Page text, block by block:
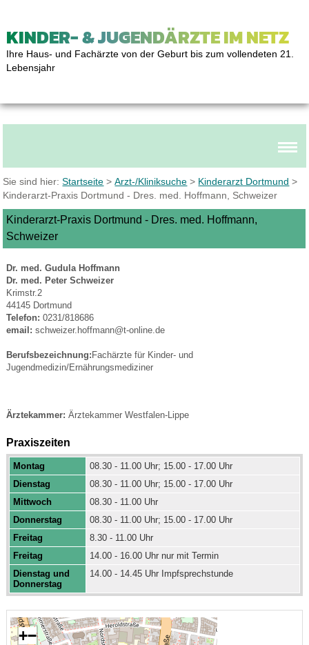
KINDER- & JUGENDÄRZTE IM NETZ
Ihre Haus- und Fachärzte von der Geburt bis zum vollendeten 21.
Lebensjahr
Sie sind hier:Startseite >Arzt-/Kliniksuche > Kinderarzt Dortmund >
Kinderarzt-Praxis Dortmund - Dres. med. Hoffmann, Schweizer
Kinderarzt-Praxis Dortmund - Dres. med. Hoffmann,
Schweizer
Dr. med. Gudula Hoffmann
Dr. med. Peter Schweizer
Krimstr.2
44145 Dortmund
Telefon: 0231/818686
email: schweizer.hoffmann@t-online.de
Berufsbezeichnung: Fachärzte für Kinder- und
Jugendmedizin/Ernährungsmediziner
Ärztekammer: Ärztekammer Westfalen-Lippe
Praxiszeiten
Montag
08.30 - 11.00 Uhr; 15.00 - 17.00 Uhr
Dienstag
08.30 - 11.00 Uhr; 15.00 - 17.00 Uhr
Mittwoch
08.30 - 11.00 Uhr
Donnerstag
08.30 - 11.00 Uhr; 15.00 - 17.00 Uhr
Freitag
8.30 - 11.00 Uhr
Freitag
14.00 - 16.00 Uhr nur mit Termin
Dienstag und
Donnerstag
14.00 - 14.45 Uhr Impfsprechstunde
+−